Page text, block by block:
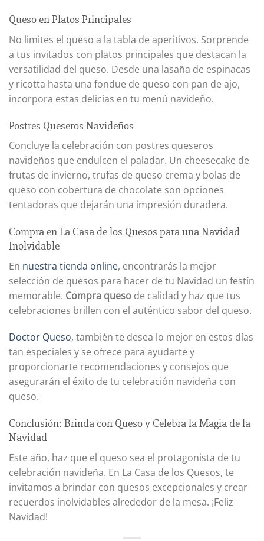
Queso en Platos Principales
No limites el queso a la tabla de aperitivos. Sorprende
a tus invitados con platos principales que destacan la
versatilidad del queso. Desde una lasaña de espinacas
y ricotta hasta una fondue de queso con pan de ajo,
incorpora estas delicias en tu menú navideño.
Postres Queseros Navideños
Concluye la celebración con postres queseros
navideños que endulcen el paladar. Un cheesecake de
frutas de invierno, trufas de queso crema y bolas de
queso con cobertura de chocolate son opciones
tentadoras que dejarán una impresión duradera.
Compra en La Casa de los Quesos para una Navidad
Inolvidable
En nuestra tienda online, encontrarás la mejor
selección de quesos para hacer de tu Navidad un festín
memorable. Compra queso de calidad y haz que tus
celebraciones brillen con el auténtico sabor del queso.
Doctor Queso, también te desea lo mejor en estos días
tan especiales y se ofrece para ayudarte y
proporcionarte recomendaciones y consejos que
asegurarán el éxito de tu celebración navideña con
queso.
Conclusión: Brinda con Queso y Celebra la Magia de la
Navidad
Este año, haz que el queso sea el protagonista de tu
celebración navideña. En La Casa de los Quesos, te
invitamos a brindar con quesos excepcionales y crear
recuerdos inolvidables alrededor de la mesa. ¡Feliz
Navidad!